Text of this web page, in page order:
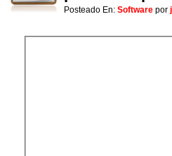
Posteado En: Software por